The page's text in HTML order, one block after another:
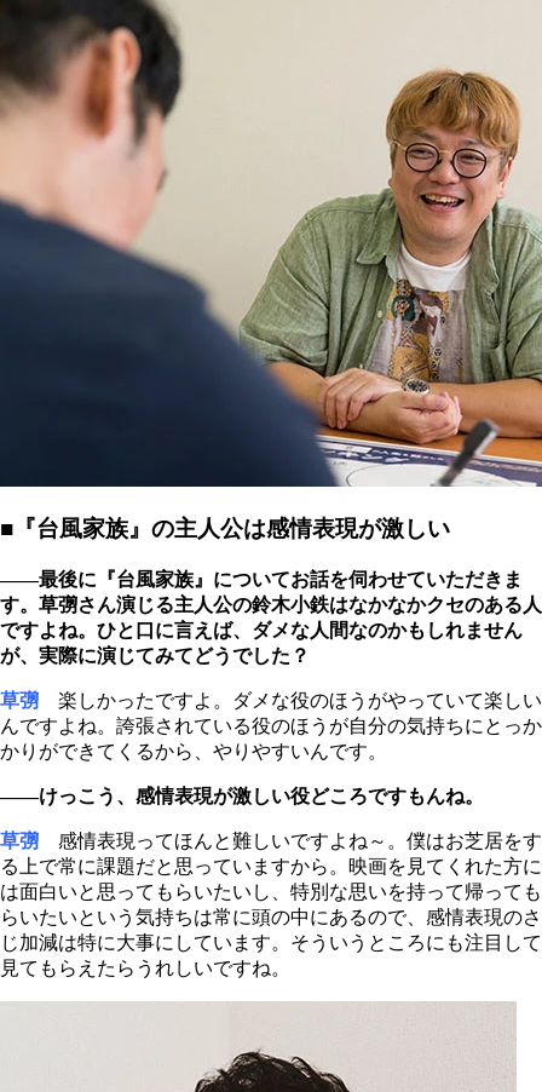
■『台風家族』の主人公は感情表現が激しい
――最後に『台風家族』についてお話を伺わせていただきま
す。草彅さん演じる主人公の鈴木小鉄はなかなかクセのある人
ですよね。ひと口に言えば、ダメな人間なのかもしれません
が、実際に演じてみてどうでした？
草彅 楽しかったですよ。ダメな役のほうがやっていて楽しい
んですよね。誇張されている役のほうが自分の気持ちにとっか
かりができてくるから、やりやすいんです。
――けっこう、感情表現が激しい役どころですもんね。
草彅 感情表現ってほんと難しいですよね～。僕はお芝居をす
る上で常に課題だと思っていますから。映画を見てくれた方に
は面白いと思ってもらいたいし、特別な思いを持って帰っても
らいたいという気持ちは常に頭の中にあるので、感情表現のさ
じ加減は特に大事にしています。そういうところにも注目して
見てもらえたらうれしいですね。